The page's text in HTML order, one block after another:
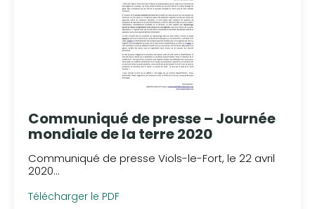
Communiqué de presse – Journée
mondiale de la terre 2020
Communiqué de presse Viols-le-Fort, le 22 avril
2020...
Télécharger le PDF